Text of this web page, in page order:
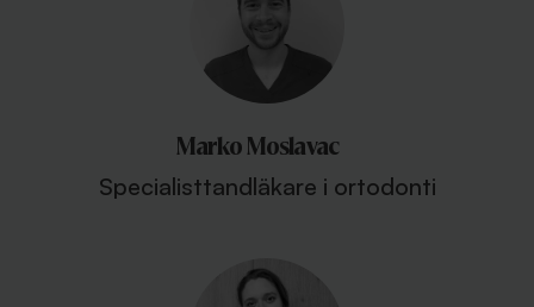
Marko Moslavac
Specialisttandläkare i ortodonti